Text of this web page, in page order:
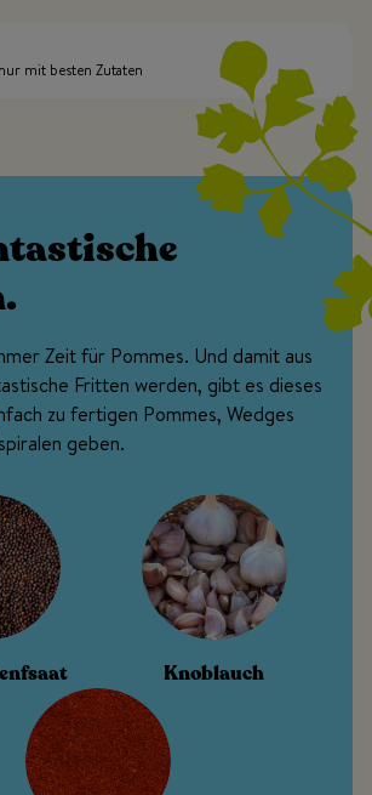
mit besten Zutaten
Zeit für Pommes. Und damit aus
Fritten werden, gibt es dieses
zu fertigen Pommes, Wedges
geben.
Knoblauch